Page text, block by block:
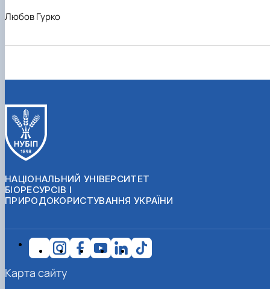
Любов Гурко
НАЦІОНАЛЬНИЙ УНІВЕРСИТЕТ
БІОРЕСУРСІВ І
ПРИРОДОКОРИСТУВАННЯ УКРАЇНИ
Карта сайту